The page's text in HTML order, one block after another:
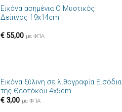
Πρόσθήκη
Εικόνα ασημένια Ο Μυστικός
Δείπνος 19x14cm
€ 55,00 με ΦΠΑ
Πρόσθήκη
Εικόνα ξύλινη σε λιθογραφία Εισόδια
της Θεοτόκου 4x5cm
€ 3,00 με ΦΠΑ